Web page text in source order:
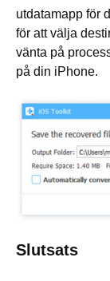
utdatamapp för
för att välja
vänta på
på din iPhone.
Slutsats